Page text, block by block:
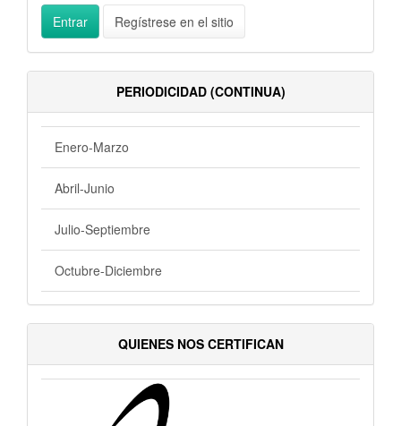
Entrar Regístrese en el sitio
PERIODICIDAD (CONTINUA)
Enero-Marzo
Abril-Junio
Julio-Septiembre
Octubre-Diciembre
QUIENES NOS CERTIFICAN